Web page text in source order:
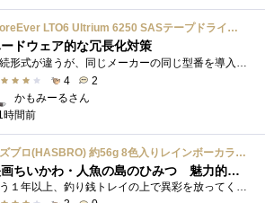
StoreEver LTO6 Ultrium 6250 SASテープドライブ(内蔵型)
ドウェア的な冗長化対策
接続形式が違うが、同じメーカーの同じ型番を導入しています。製品としてのレビューは下記の方で行っています。いざ使おうとしたときに故障�...
4
2
かもみーるさん
時間前
ハズブロ(HASBRO) 約56g 8色入りレインボーカラーのプレイ・ドー、新学期用品、2才以上のプリスクールの子供向け、子供向けのアート&クラフト 粘土 ねんど、こどもの日、子供の日プレゼント
映画ちいかわ・人魚の島のひみつ 魅力的なビラン：セイレーンを造ってみた